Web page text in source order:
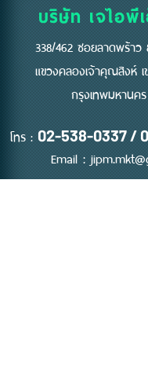
บริษัท เจไอพี
338/462 ซอยลาดพร้าว
แขวงคลองเจ้าคุณสิงห์
กรุงเทพมหานค
โทร : 02-538-0337 /
Email :